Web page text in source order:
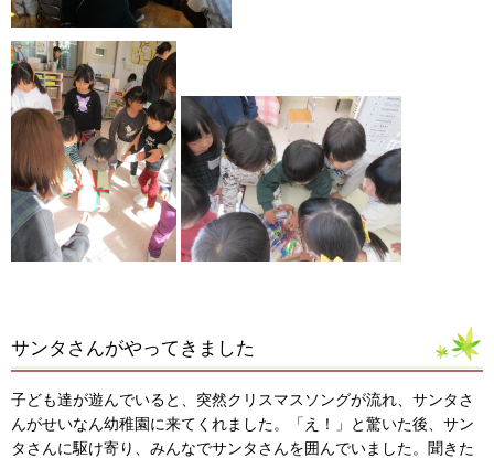
サンタさんがやってきました
子ども達が遊んでいると、突然クリスマスソングが流れ、サンタさ
んがせいなん幼稚園に来てくれました。「え！」と驚いた後、サン
タさんに駆け寄り、みんなでサンタさんを囲んでいました。聞きた